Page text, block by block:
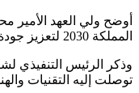
أوضح ولي العهد الأمير
المملكة 2030 لتعزيز جودة الحياة، وتوفير حياة آمنة وصحية للجميع.
وذكر الرئيس التنفيذي
توصلت إليه التقنيات